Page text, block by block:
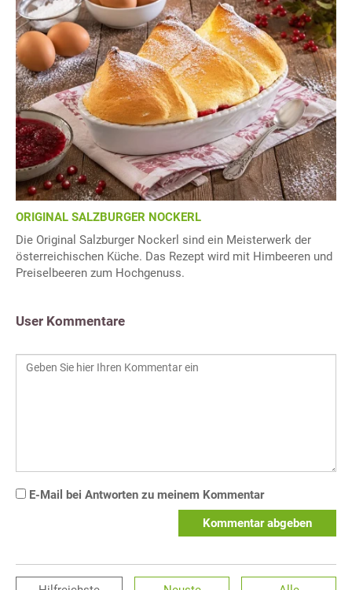
ORIGINAL SALZBURGER NOCKERL
Die Original Salzburger Nockerl sind ein Meisterwerk der
österreichischen Küche. Das Rezept wird mit Himbeeren und
Preiselbeeren zum Hochgenuss.
User Kommentare
E-Mail bei Antworten zu meinem Kommentar
Kommentar abgeben